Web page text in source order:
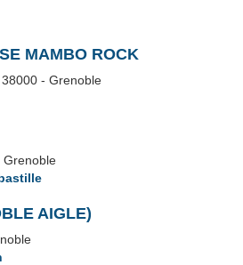
MAMBO ROCK
- Grenoble
Grenoble
AIGLE)